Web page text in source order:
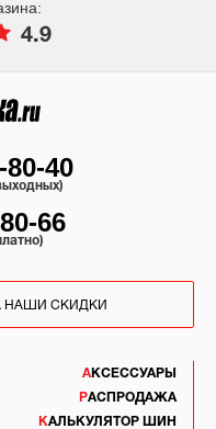
4.9
АКСЕССУАРЫ
РАСПРОДАЖА
КАЛЬКУЛЯТОР ШИН
80-40
66
НАШИ СКИДКИ